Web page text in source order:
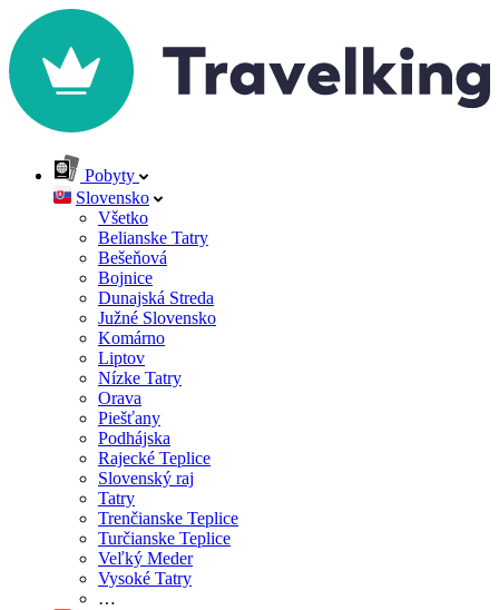
Pobyty
Slovensko
Všetko
Belianske Tatry
Bešeňová
Bojnice
Dunajská Streda
Južné Slovensko
Komárno
Liptov
Nízke Tatry
Orava
Piešťany
Podhájska
Rajecké Teplice
Slovenský raj
Tatry
Trenčianske Teplice
Turčianske Teplice
Veľký Meder
Vysoké Tatry
…